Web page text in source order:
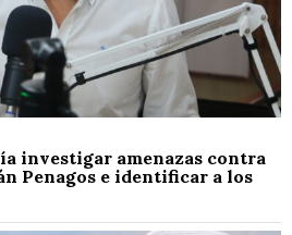
investigar amenazas contra
Penagos e identificar a los